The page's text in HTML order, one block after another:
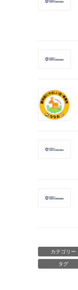
カテゴリー
タグ